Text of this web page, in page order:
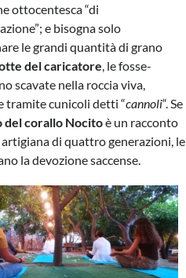
ottocentesca “di
e bisogna solo
le grandi quantità di grano
del caricatore , le fosse-
scavate nella roccia viva,
tramite cunicoli detti “cannoli“. Se
del corallo Nocitoè un racconto
di quattro generazioni, le
la devozione saccense.